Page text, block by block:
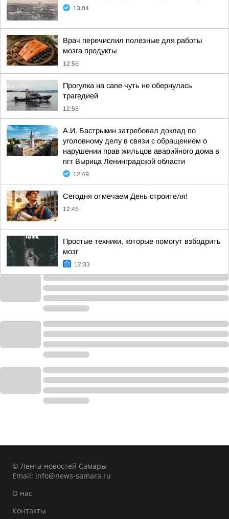
13:04
Врач перечислил полезные для работы
мозга продукты
12:55
Прогулка на сапе чуть не обернулась
трагедией
12:55
А.И. Бастрыкин затребовал доклад по
уголовному делу в связи с обращением о
нарушении прав жильцов аварийного дома в
пгт Вырица Ленинградской области
12:49
Сегодня отмечаем День строителя!
12:45
Простые техники, которые помогут взбодрить
мозг
12:33
© Лента новостей Самары
Email: info@news-samara.ru
О нас
Контакты